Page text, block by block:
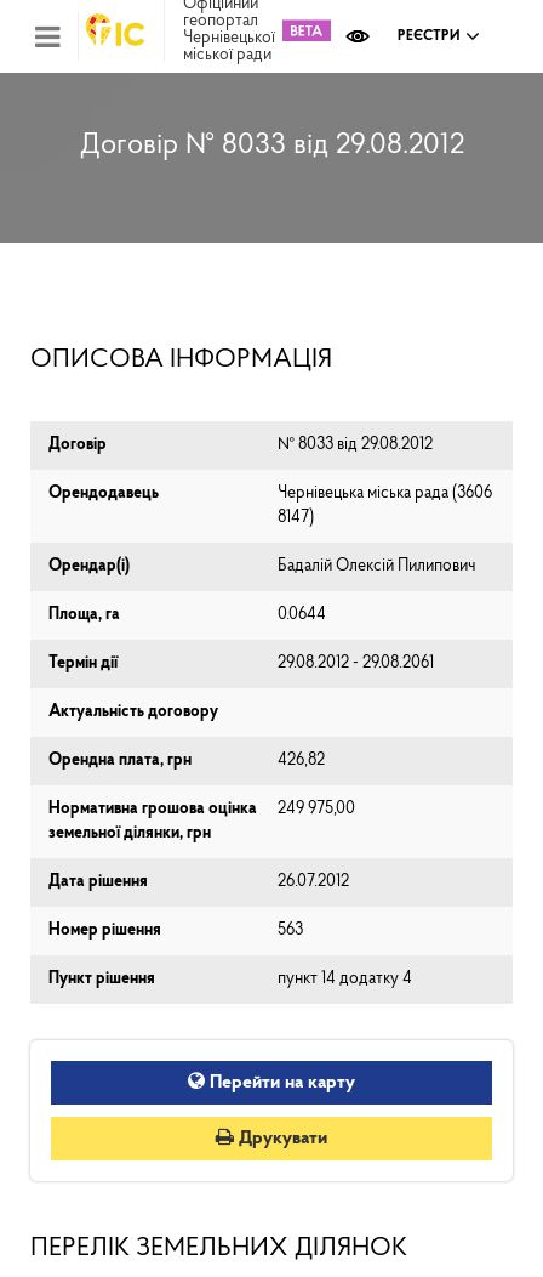
Офіційний
геопортал
Чернівецької
міської ради
РЕЄСТРИ
Договір № 8033 від 29.08.2012
ОПИСОВА ІНФОРМАЦІЯ
Договір № 8033 від 29.08.2012
Орендодавець
Чернівецька міська рада (⁨3606
8147⁩)
Орендар(і) Бадалій Олексій Пилипович
Площа, га 0.0644
Термін дії 29.08.2012 - 29.08.2061
Актуальність договору
Орендна плата, грн 426,82
Нормативна грошова оцінка
земельної ділянки, грн
249 975,00
Дата рішення 26.07.2012
Номер рішення 563
Пункт рішення пункт 14 додатку 4
Перейти на карту
Друкувати
ПЕРЕЛІК ЗЕМЕЛЬНИХ ДІЛЯНОК